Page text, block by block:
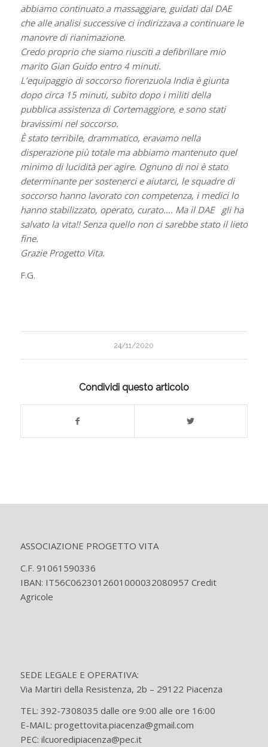
abbiamo continuato a massaggiare, guidati dal DAE
che alle analisi successive ci indirizzava a continuare le
manovre di rianimazione.
Credo proprio che siamo riusciti a defibrillare mio
marito Gian Guido entro 4 minuti.
L’equipaggio di soccorso fiorenzuola India è giunta
dopo circa 15 minuti, subito dopo i militi della
pubblica assistenza di Cortemaggiore, e sono stati
bravissimi nel soccorso.
È stato terribile, drammatico, eravamo nella
disperazione più totale ma abbiamo mantenuto quel
minimo di lucidità per agire. Ognuno di noi è stato
determinante per sostenerci e aiutarci, le squadre di
soccorso hanno lavorato con competenza, i medici lo
hanno stabilizzato, operato, curato…. Ma il DAE gli ha
salvato la vita!! Senza quello non ci sarebbe stato il lieto
fine.
Grazie Progetto Vita.
F.G.
24/11/2020
Condividi questo articolo
ASSOCIAZIONE PROGETTO VITA
C.F. 91061590336
IBAN: IT56C0623012601000032080957 Credit
Agricole
SEDE LEGALE E OPERATIVA:
Via Martiri della Resistenza, 2b – 29122 Piacenza
TEL: 392-7308035 dalle ore 9:00 alle ore 16:00
E-MAIL: progettovita.piacenza@gmail.com
PEC: ilcuoredipiacenza@pec.it